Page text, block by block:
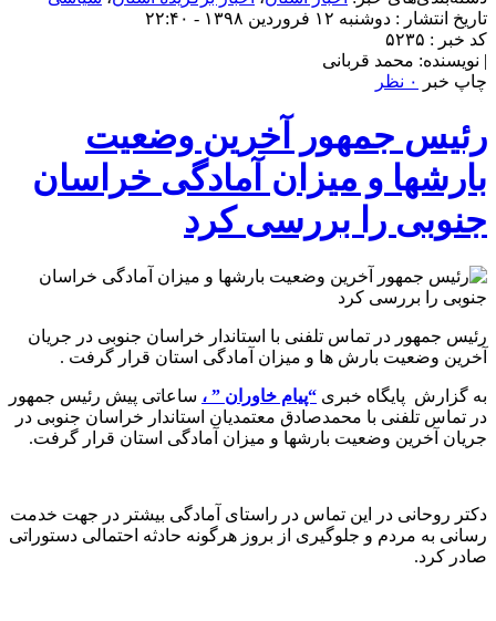
تاریخ انتشار : دوشنبه ۱۲ فروردین ۱۳۹۸ - ۲۲:۴۰
کد خبر : ۵۲۳۵
| نویسنده: محمد قربانی
چاپ خبر
۰ نظر
رئیس جمهور آخرین وضعیت
بارشها و میزان آمادگی خراسان
جنوبی را بررسی کرد
رئیس جمهور در تماس تلفنی با استاندار خراسان جنوبی در جریان
آخرین وضعیت بارش ها و میزان آمادگی استان قرار گرفت .
به گزارش پایگاه خبری “پیام خاوران ” ، ساعاتی پیش رئیس جمهور
در تماس تلفنی با محمدصادق معتمدیان استاندار خراسان جنوبی در
جریان آخرین وضعیت بارشها و میزان آمادگی استان قرار گرفت.
دکتر روحانی در این تماس در راستای آمادگی بیشتر در جهت خدمت
رسانی به مردم و جلوگیری از بروز هرگونه حادثه احتمالی دستوراتی
صادر کرد.